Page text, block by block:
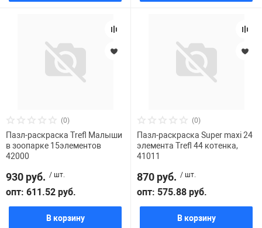
(0)
Пазл-раскраска Trefl Малыши
в зоопарке 15элементов
42000
930 руб. / шт.
опт: 611.52 руб.
В корзину
(0)
Пазл-раскраска Super maxi 24
элемента Trefl 44 котенка,
41011
870 руб. / шт.
опт: 575.88 руб.
В корзину